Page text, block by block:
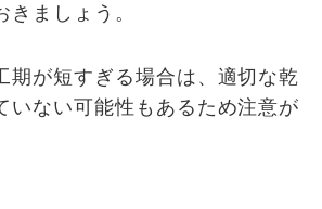
きましょう。
期が短すぎる場合は、適切な乾
いない可能性もあるため注意が